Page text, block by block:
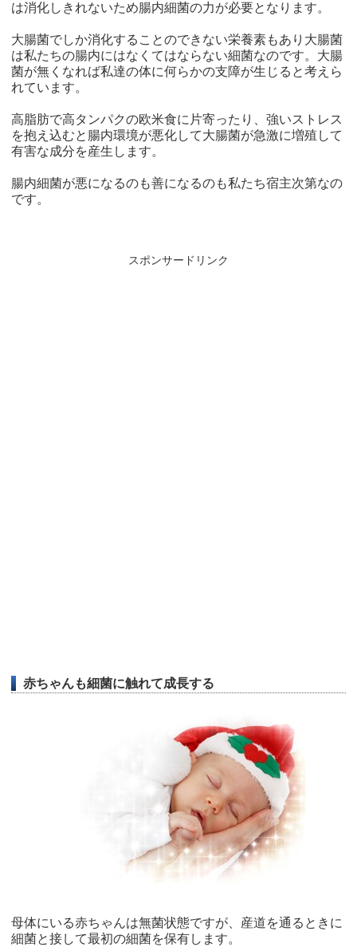
は消化しきれないため腸内細菌の力が必要となります。
大腸菌でしか消化することのできない栄養素もあり大腸菌
は私たちの腸内にはなくてはならない細菌なのです。大腸
菌が無くなれば私達の体に何らかの支障が生じると考えら
れています。
高脂肪で高タンパクの欧米食に片寄ったり、強いストレス
を抱え込むと腸内環境が悪化して大腸菌が急激に増殖して
有害な成分を産生します。
腸内細菌が悪になるのも善になるのも私たち宿主次第なの
です。
スポンサードリンク
赤ちゃんも細菌に触れて成長する
母体にいる赤ちゃんは無菌状態ですが、産道を通るときに
細菌と接して最初の細菌を保有します。